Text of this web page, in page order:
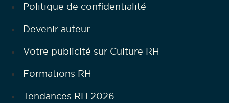
Politique de confidentialité
Devenir auteur
Votre publicité sur Culture RH
Formations RH
Tendances RH 2026